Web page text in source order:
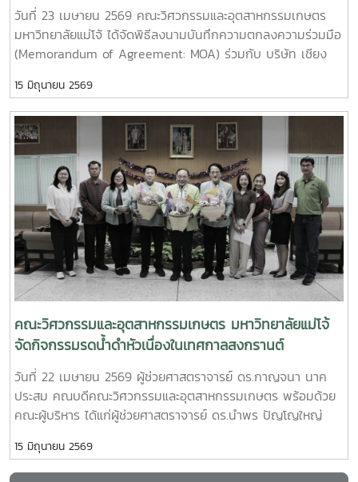
technologies for healthcare, elderly care, and welfare
support systems.In addition, representatives from the
Agricultural Engineering Program, Food Engineering
Program, Food Science Program, Graduate Programs, and
Nursing Program presented their outstanding research
projects, specialized laboratories, and academic
operation units. The visit also included laboratory
observations and facility tours within the faculty to
promote knowledge exchange and future international
collaboration networks.
จากภูมิปัญญาสู่สแน็คสร้างสรรค์” ที่เปิดโอกาสให้ผู้เข้าร่วมได้เรียน
รู้และลงมือปฏิบัติจริงในการต่อยอดผลิตภัณฑ์ข้าวตังจาก
ภูมิปัญญาท้องถิ่น สู่แนวคิดนวัตกรรมอาหารในรูปแบบสร้างสรรค์
กิจกรรมในครั้งนี้สะท้อนถึงความผูกพันระหว่างบุคลากรทั้งในอดีต
และปัจจุบัน พร้อมทั้งเป็นการสืบสานวัฒนธรรมอันดีงาม ควบคู่
กับการต่อยอดองค์ความรู้สู่ความคิดสร้างสรรค์อย่างยั่งยืน
วันที่ 23 เมษายน 2569 คณะวิศวกรรมและอุตสาหกรรมเกษตร
มหาวิทยาลัยแม่โจ้ ได้จัดพิธีลงนามบันทึกความตกลงความร่วมมือ
(Memorandum of Agreement: MOA) ร่วมกับ บริษัท เชียง
อุตสาหกรรมเกษตร มหาวิทยาลัยแม่โจ้ จังหวัดเชียงใหม่การลง
นามในครั้งนี้ นำโดยผู้ช่วยศาสตราจารย์ ดร.กาญจนา นาคประสม
คณบดีคณะวิศวกรรมและอุตสาหกรรมเกษตร มหาวิทยาลัยแม่โจ้
และ นางสาววริศรา เก่งการค้า ผู้จัดการทั่วไป บริษัท เชียงใหม่
โฟรเซ่นฟู้ดส์ จำกัด (มหาชน)โดยมีผู้บริหาร คณาจารย์ และ
บุคลากรจากทั้งสองหน่วยงานร่วมเป็นสักขีพยานในพิธี พร้อม
ด้วย ผู้ช่วยศาสตราจารย์ ดร.กนกวรรณ ตาลดี รองคณบดีฝ่าย
วิชาการและการต่างประเทศ ผู้ช่วยศาสตราจารย์ ดร.ศรัญญา
สุวรรณอังกูร และ อาจารย์ ดร.ตรีทิพย์ ชื่นสันต์ความร่วมมือครั้ง
นี้มุ่งเน้นการส่งเสริมและสนับสนุนการพัฒนาศักยภาพนักศึกษา
ผ่านการฝึกประสบการณ์วิชาชีพในสถานประกอบการจริง เปิด
โอกาสให้นักศึกษาได้เรียนรู้จากกระบวนการทำงานในภาค
อุตสาหกรรม และพัฒนาทักษะให้สอดคล้องกับความต้องการของ
ตลาดแรงงานภายหลังพิธีลงนาม คณะผู้บริหารและผู้แทนจาก
และ Robotics & Micro Food Factory ซึ่งเป็นแหล่งเรียนรู้ด้าน
เทคโนโลยีแขนกลและระบบอัตโนมัติในอุตสาหกรรมอาหาร โดยมี
อาจารย์ ดร.ชวกร ศรีเงินยวง เป็นผู้นำเสนอและให้ข้อมูลเกี่ยวกับ
การเรียนการสอน งานวิจัย และการประยุกต์ใช้เทคโนโลยีดังกล่าว
ในภาคอุตสาหกรรมนอกจากนี้ ความร่วมมือยังครอบคลุมถึงการ
พัฒนาทักษะ การถ่ายทอดองค์ความรู้ การคัดเลือกนักศึกษาเข้า
15 มิถุนายน 2569
คณะวิศวกรรมและอุตสาหกรรมเกษตร มหาวิทยาลัยแม่โจ้
จัดกิจกรรมรดน้ำดำหัวเนื่องในเทศกาลสงกรานต์
วันที่ 22 เมษายน 2569 ผู้ช่วยศาสตราจารย์ ดร.กาญจนา นาค
ประสม คณบดีคณะวิศวกรรมและอุตสาหกรรมเกษตร พร้อมด้วย
คณะผู้บริหาร ได้แก่ผู้ช่วยศาสตราจารย์ ดร.นำพร ปัญโญใหญ่
ศาสตราจารย์ ดร.กนกวรรณ ตาลดี รองคณบดีฝ่ายวิชาการและ
การต่างประเทศ ผู้ช่วยศาสตราจารย์ ดร.แพรวพรรณ จอมงาม ผู้
15 มิถุนายน 2569